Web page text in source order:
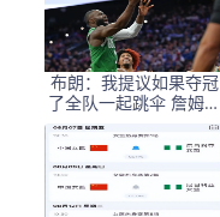
布朗：我提议如果夺冠
了全队一起跳伞 詹姆斯